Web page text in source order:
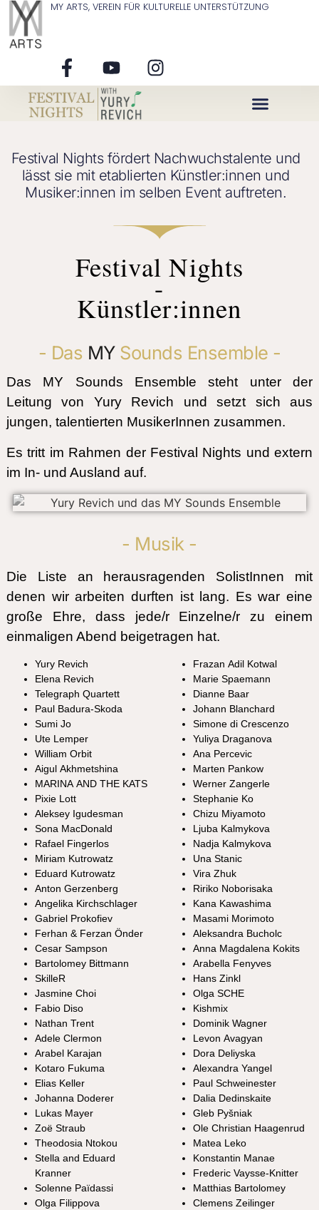
MY ARTS, VEREIN FÜR KULTURELLE UNTERSTÜTZUNG
Festival Nights fördert Nachwuchstalente und
lässt sie mit etablierten Künstler:innen und
Musiker:innen im selben Event auftreten.
Festival Nights
-
Künstler:innen
- Das MYSounds Ensemble -
Das MY Sounds Ensemble steht unter der
Leitung von Yury Revich und setzt sich aus
jungen, talentierten MusikerInnen zusammen.
Es tritt im Rahmen der Festival Nights und extern
im In- und Ausland auf.
- Musik -
Die Liste an herausragenden SolistInnen mit
denen wir arbeiten durften ist lang. Es war eine
große Ehre, dass jede/r Einzelne/r zu einem
einmaligen Abend beigetragen hat.
Yury Revich
Elena Revich
Telegraph Quartett
Paul Badura-Skoda
Sumi Jo
Ute Lemper
William Orbit
Aigul Akhmetshina
MARINA AND THE KATS
Pixie Lott
Aleksey Igudesman
Sona MacDonald
Rafael Fingerlos
Miriam Kutrowatz
Eduard Kutrowatz
Anton Gerzenberg
Angelika Kirchschlager
Gabriel Prokofiev
Ferhan & Ferzan Önder
Cesar Sampson
Bartolomey Bittmann
SkilleR
Jasmine Choi
Fabio Diso
Nathan Trent
Adele Clermon
Arabel Karajan
Kotaro Fukuma
Elias Keller
Johanna Doderer
Lukas Mayer
Zoë Straub
Theodosia Ntokou
Stella and Eduard
Kranner
Solenne Païdassi
Olga Filippova
Frazan Adil Kotwal
Marie Spaemann
Dianne Baar
Johann Blanchard
Simone di Crescenzo
Yuliya Draganova
Ana Percevic
Marten Pankow
Werner Zangerle
Stephanie Ko
Chizu Miyamoto
Ljuba Kalmykova
Nadja Kalmykova
Una Stanic
Vira Zhuk
Ririko Noborisaka
Kana Kawashima
Masami Morimoto
Aleksandra Bucholc
Anna Magdalena Kokits
Arabella Fenyves
Hans Zinkl
Olga SCHE
Kishmix
Dominik Wagner
Levon Avagyan
Dora Deliyska
Alexandra Yangel
Paul Schweinester
Dalia Dedinskaite
Gleb Pyšniak
Ole Christian Haagenrud
Matea Leko
Konstantin Manae
Frederic Vaysse-Knitter
Matthias Bartolomey
Clemens Zeilinger